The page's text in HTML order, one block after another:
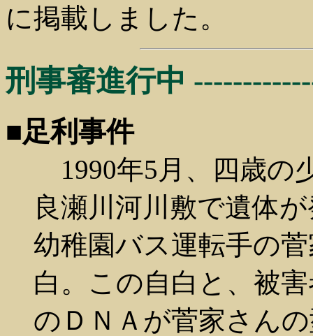
に掲載しました。
刑事審進行中
■足利事件
1990年5月、四歳の
良瀬川河川敷で遺体
幼稚園バス運転手の
白。この自白と、被
のＤＮＡが菅家さん